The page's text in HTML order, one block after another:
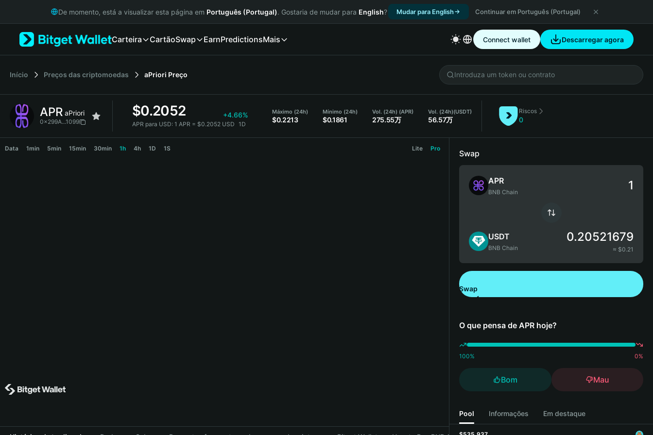
Русский
Italiano
简体中文
繁體中文
Bahasa Indonesia
De momento, está a visualizar esta página em Português (Portugal). Gostaria de mudar para English? Mudar para English Continuar em Português (Portugal)
Carteira CartãoSwap EarnPredictionsMais Connect wallet Descarregar agora
Início Preços das criptomoedas aPriori Preço
APR aPriori
0x299A...1099
$0.2052 +4.66%
APR para USD: 1 APR = $0.2052 USD 1D
Máximo (24h)
$0.2213
Mínimo (24h)
$0.1861
Vol. (24h) (APR)
275.55万
Vol. (24h)(USDT)
56.57万
Riscos
0
Data 1min 5min 15min 30min 1h 4h 1D 1S Lite Pro
Swap
APR
BNB Chain
USDT
BNB Chain
0.20521679
≈ $0.21
Swap
O que pensa de APR hoje?
100% 0%
Bom Mau
Pool Informações Em destaque